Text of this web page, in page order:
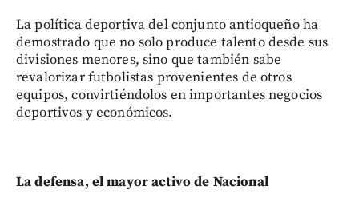
La política deportiva del conjunto antioqueño ha
demostrado que no solo produce talento desde sus
divisiones menores, sino que también sabe
revalorizar futbolistas provenientes de otros
equipos, convirtiéndolos en importantes negocios
deportivos y económicos.
La defensa, el mayor activo de Nacional